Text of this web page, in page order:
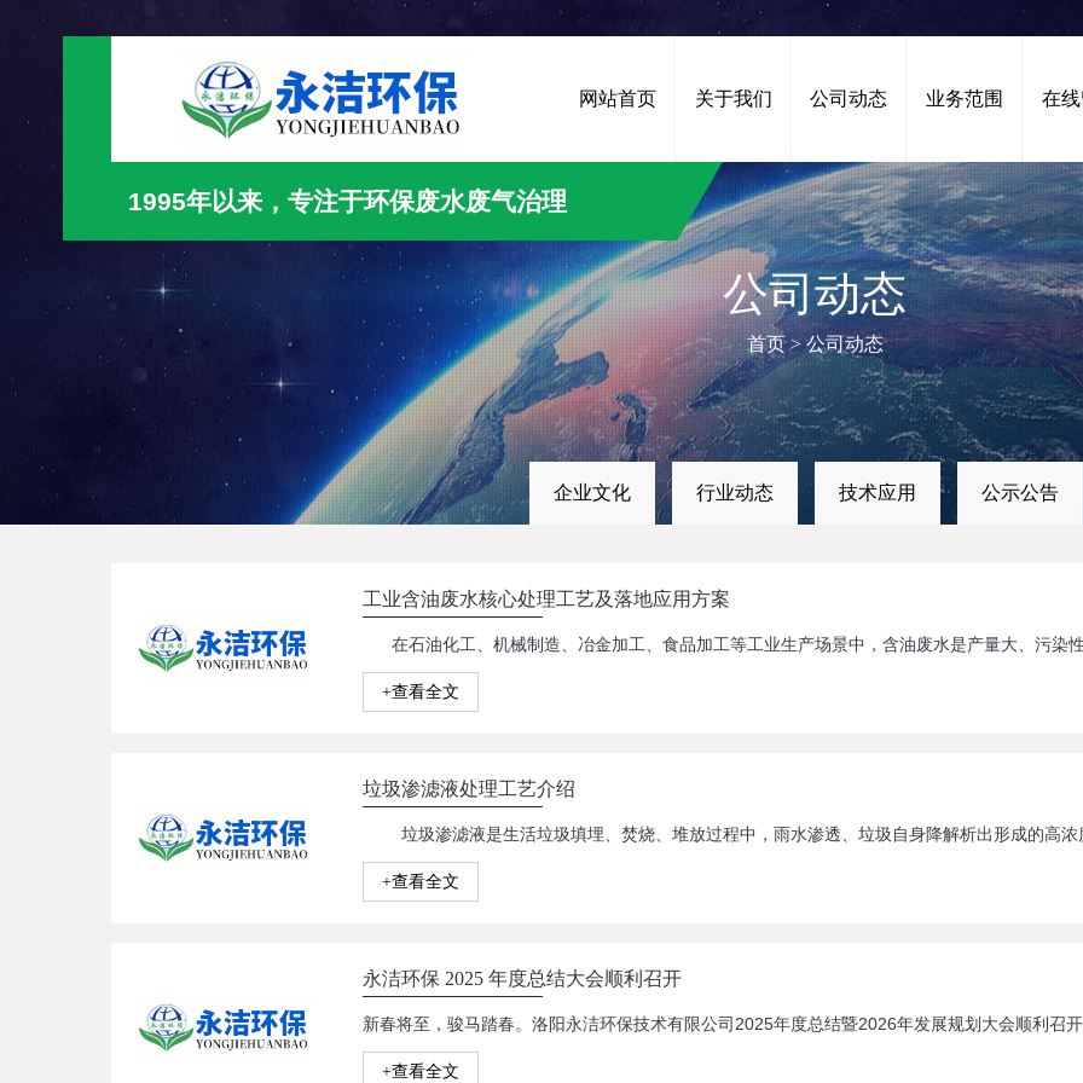
1995年以来，专注于环保废水废气治理
网站首页 关于我们 公司动态 业务范围 在
公司动态
首页>公司动态
企业文化 行业动态 技术应用 公示公告
工业含油废水核心处理工艺及落地应用方案
+查看全文
垃圾渗滤液处理工艺介绍
+查看全文
永洁环保 2025 年度总结大会顺利召开
+查看全文